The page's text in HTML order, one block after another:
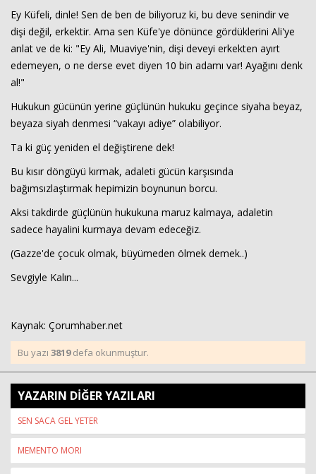
Ey Küfeli, dinle! Sen de ben de biliyoruz ki, bu deve senindir ve
dişi değil, erkektir. Ama sen Küfe'ye dönünce gördüklerini Ali'ye
anlat ve de ki: "Ey Ali, Muaviye'nin, dişi deveyi erkekten ayırt
edemeyen, o ne derse evet diyen 10 bin adamı var! Ayağını denk
al!"
Hukukun gücünün yerine güçlünün hukuku geçince siyaha beyaz,
beyaza siyah denmesi “vakayı adiye” olabiliyor.
Ta ki güç yeniden el değiştirene dek!
Bu kısır döngüyü kırmak, adaleti gücün karşısında
bağımsızlaştırmak hepimizin boynunun borcu.
Aksi takdirde güçlünün hukukuna maruz kalmaya, adaletin
sadece hayalini kurmaya devam edeceğiz.
(Gazze'de çocuk olmak, büyümeden ölmek demek..)
Sevgiyle Kalın...
Kaynak: Çorumhaber.net
Bu yazı 3819defa okunmuştur.
YAZARIN DİĞER YAZILARI
SEN SACA GEL YETER
MEMENTO MORI